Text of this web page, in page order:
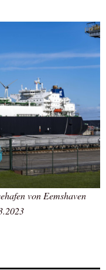
von Eemshaven